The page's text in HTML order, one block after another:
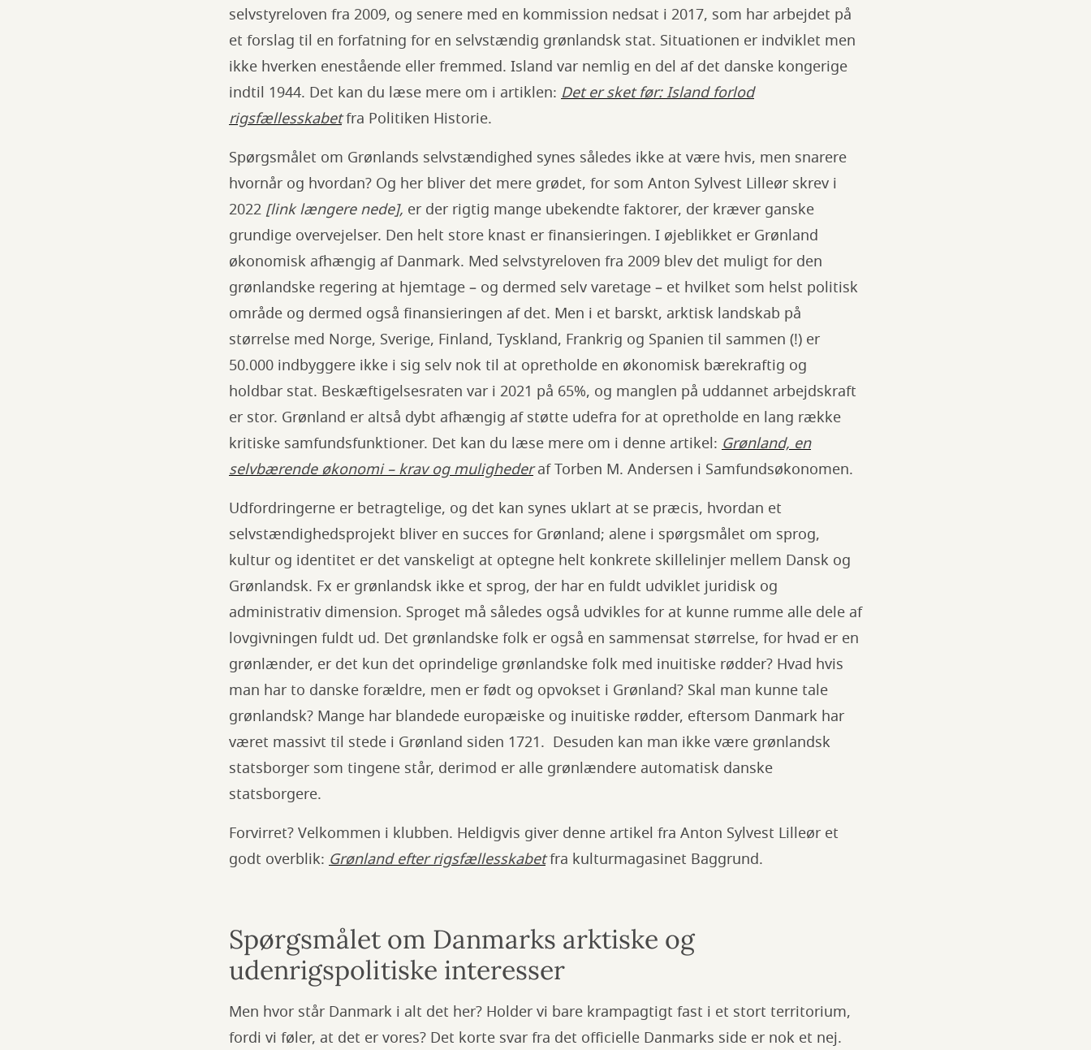
selvstyreloven fra 2009, og senere med en kommission nedsat i 2017, som har arbejdet på
et forslag til en forfatning for en selvstændig grønlandsk stat. Situationen er indviklet men
ikke hverken enestående eller fremmed. Island var nemlig en del af det danske kongerige
indtil 1944. Det kan du læse mere om i artiklen: Det er sket før: Island forlod
rigsfællesskabetfra Politiken Historie.
Spørgsmålet om Grønlands selvstændighed synes således ikke at være hvis, men snarere
hvornår og hvordan? Og her bliver det mere grødet, for som Anton Sylvest Lilleør skrev i
2022 [link længere nede], er der rigtig mange ubekendte faktorer, der kræver ganske
grundige overvejelser. Den helt store knast er finansieringen. I øjeblikket er Grønland
økonomisk afhængig af Danmark. Med selvstyreloven fra 2009 blev det muligt for den
grønlandske regering at hjemtage – og dermed selv varetage – et hvilket som helst politisk
område og dermed også finansieringen af det. Men i et barskt, arktisk landskab på
størrelse med Norge, Sverige, Finland, Tyskland, Frankrig og Spanien til sammen (!) er
50.000 indbyggere ikke i sig selv nok til at opretholde en økonomisk bærekraftig og
holdbar stat. Beskæftigelsesraten var i 2021 på 65%, og manglen på uddannet arbejdskraft
er stor. Grønland er altså dybt afhængig af støtte udefra for at opretholde en lang række
kritiske samfundsfunktioner. Det kan du læse mere om i denne artikel: Grønland, en
selvbærende økonomi – krav og muligheder af Torben M. Andersen i Samfundsøkonomen.
Udfordringerne er betragtelige, og det kan synes uklart at se præcis, hvordan et
selvstændighedsprojekt bliver en succes for Grønland; alene i spørgsmålet om sprog,
kultur og identitet er det vanskeligt at optegne helt konkrete skillelinjer mellem Dansk og
Grønlandsk. Fx er grønlandsk ikke et sprog, der har en fuldt udviklet juridisk og
administrativ dimension. Sproget må således også udvikles for at kunne rumme alle dele af
lovgivningen fuldt ud. Det grønlandske folk er også en sammensat størrelse, for hvad er en
grønlænder, er det kun det oprindelige grønlandske folk med inuitiske rødder? Hvad hvis
man har to danske forældre, men er født og opvokset i Grønland? Skal man kunne tale
grønlandsk? Mange har blandede europæiske og inuitiske rødder, eftersom Danmark har
været massivt til stede i Grønland siden 1721. Desuden kan man ikke være grønlandsk
statsborger som tingene står, derimod er alle grønlændere automatisk danske
statsborgere.
Forvirret? Velkommen i klubben. Heldigvis giver denne artikel fra Anton Sylvest Lilleør et
godt overblik: Grønland efter rigsfællesskabetfra kulturmagasinet Baggrund.
Spørgsmålet om Danmarks arktiske og
udenrigspolitiske interesser
Men hvor står Danmark i alt det her? Holder vi bare krampagtigt fast i et stort territorium,
fordi vi føler, at det er vores? Det korte svar fra det officielle Danmarks side er nok et nej.